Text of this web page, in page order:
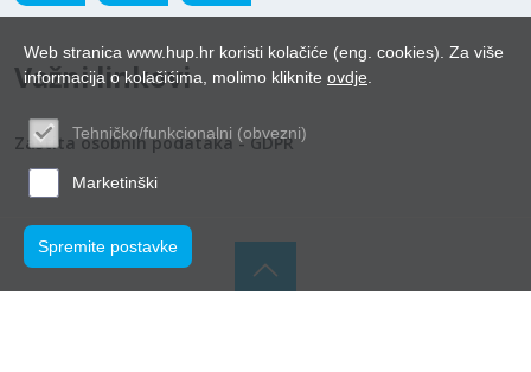
Važni linkovi
Zaštita osobnih podataka - GDPR
Web stranica www.hup.hr koristi kolačiće (eng. cookies). Za više
informacija o kolačićima, molimo kliknite ovdje
Tehničko/funkcionalni (obvezni)
Marketinški
Spremite postavke